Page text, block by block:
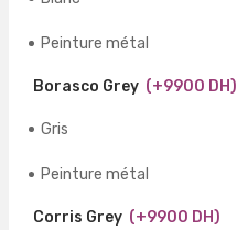
Peinture métal
Borasco Grey (+9900 DH)
Gris
Peinture métal
Corris Grey (+9900 DH)